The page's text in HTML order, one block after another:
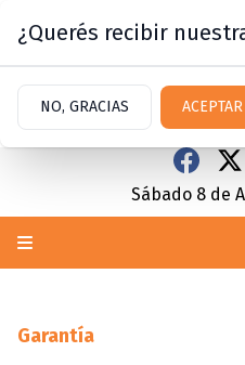
Sábado 8 de
Garantía
¿Querés recibir
NO, GRACIAS ACEPTAR